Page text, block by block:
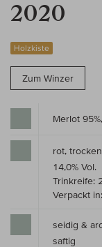
2020
Holzkiste
Zum Winzer
Merlot
rot, trocken
14,0% Vol.
Trinkreife:
Verpackt
seidig &
saftig